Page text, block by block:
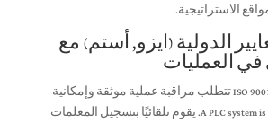
الاستراتيجية.
الدولية (ايزو, أستم) مع
في العمليات
معايير الجودة مثل ISO 9001 تتطلب مراقبة عملية موثقة وإمكانية
A PLC system. يقوم تلقائيًا بتسجيل المعلمات